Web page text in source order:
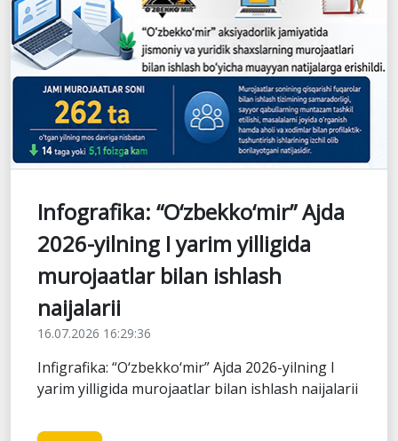
Infografika: “O‘zbekko‘mir” Ajda
2026-yilning I yarim yilligida
murojaatlar bilan ishlash
naijalarii
16.07.2026 16:29:36
Infigrafika: “O‘zbekko‘mir” Ajda 2026-yilning I
yarim yilligida murojaatlar bilan ishlash naijalarii